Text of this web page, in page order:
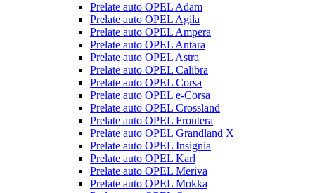
Prelate auto OPEL Adam
Prelate auto OPEL Agila
Prelate auto OPEL Ampera
Prelate auto OPEL Antara
Prelate auto OPEL Astra
Prelate auto OPEL Calibra
Prelate auto OPEL Corsa
Prelate auto OPEL e-Corsa
Prelate auto OPEL Crossland
Prelate auto OPEL Frontera
Prelate auto OPEL Grandland X
Prelate auto OPEL Insignia
Prelate auto OPEL Karl
Prelate auto OPEL Meriva
Prelate auto OPEL Mokka